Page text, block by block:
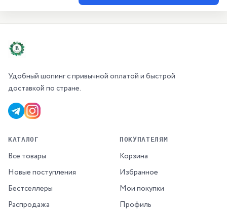
Удобный шопинг с привычной оплатой и быстрой
доставкой по стране.
КАТАЛОГ
Все товары
Новые поступления
Бестселлеры
Распродажа
ПОКУПАТЕЛЯМ
Корзина
Избранное
Мои покупки
Профиль